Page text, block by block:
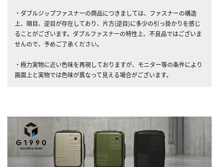
・ダブルジップファスナーの商品につきましては、ファスナーの構造
上、順目、逆目が存在しており、片方(逆目)に多少の引っ掛かりを感じ
ることがございます。ダブルファスナーの特性上、不良品ではございま
せんので、予めご了承ください。
・極力実物に近い色味を再現しておりますが、モニター等の条件により
画面上と実物では色味が異なって見える場合がございます。